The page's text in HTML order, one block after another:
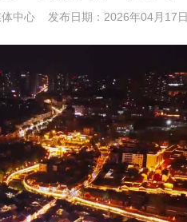
体中心 发布日期：2026年04月17日